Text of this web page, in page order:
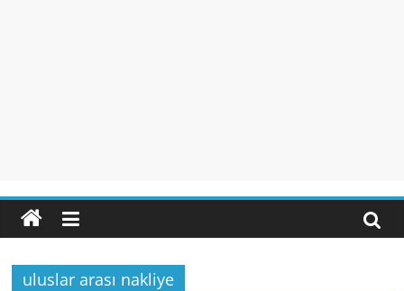
uluslar arası nakliye